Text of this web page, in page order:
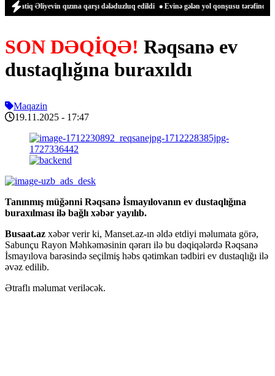
Əliyevin qızına qarşı dələduzluq edildi Evinə gələn yol qonşusu tərəfindən zəbt
SON DƏQİQƏ! Rəqsanə ev
dustaqlığına buraxıldı
Maqazin
19.11.2025 - 17:47
Tanınmış müğənni Rəqsanə İsmayılovanın ev dustaqlığına
buraxılması ilə bağlı xəbər yayılıb.
Busaat.az xəbər verir ki, Manset.az-ın əldə etdiyi məlumata görə,
Sabunçu Rayon Məhkəməsinin qərarı ilə bu dəqiqələrdə Rəqsanə
İsmayılova barəsində seçilmiş həbs qətimkan tədbiri ev dustaqlığı ilə
əvəz edilib.
Ətraflı məlumat veriləcək.